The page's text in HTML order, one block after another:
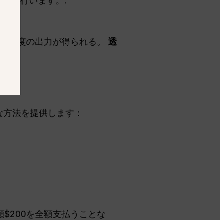
実度の出力が得られる。 透
法を提供します：
$200を全額支払うことな